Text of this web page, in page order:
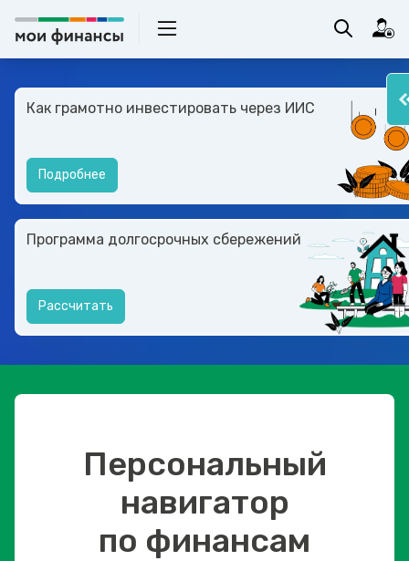
Как грамотно инвестировать через ИИС
Подробнее
Программа долгосрочных сбережений
Рассчитать
Персональный
навигатор
по финансам